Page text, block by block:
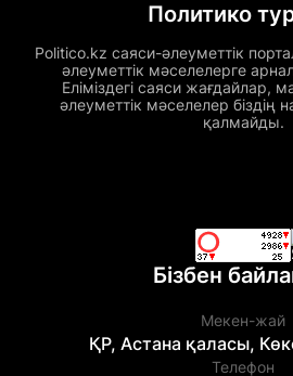
Политико
Politico.kz саяси-әлеуметтік
әлеуметтік мәселелерге
Еліміздегі саяси жағдайлар,
әлеуметтік мәселелер біздің
қалмайды.
Бізбен
Мекен-жай
ҚР, Астана қаласы,
Телефон